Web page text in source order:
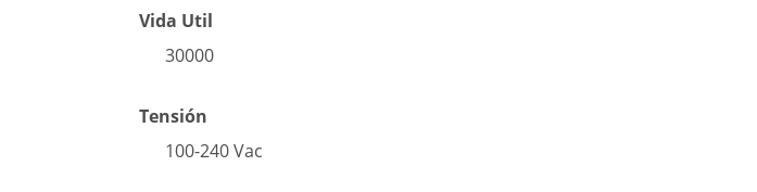
Vida Util
30000
Tensión
100-240 Vac